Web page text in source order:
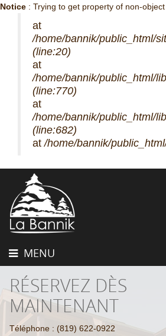
Notice : Trying to get property of non-object
at
/home/bannik/public_html/
(line:20)
at
/home/bannik/public_html/
(line:770)
at
/home/bannik/public_html/
(line:682)
at/home/bannik/
MENU
RÉSERVEZ DÈS
MAINTENANT
Téléphone : (819) 622-0922